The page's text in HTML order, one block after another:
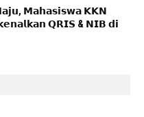
𝗠𝗮𝗵𝗮𝘀𝗶𝘀𝘄𝗮 𝗞𝗞𝗡
𝗤𝗥𝗜𝗦 & 𝗡𝗜𝗕 𝗱𝗶